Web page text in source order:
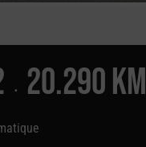
• 20.290 Km